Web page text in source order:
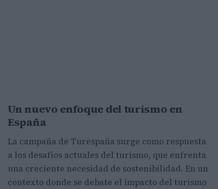
Un nuevo enfoque del turismo en
España
La campaña de Turespaña surge como respuesta
a los desafíos actuales del turismo, que enfrenta
una creciente necesidad de sostenibilidad. En un
contexto donde se debate el impacto del turismo